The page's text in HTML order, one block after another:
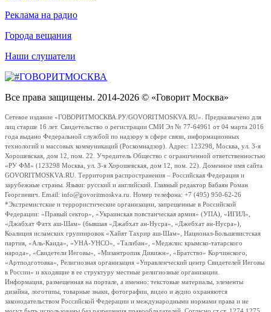
Реклама на радио
Города вещания
Наши слушатели
Все права защищены. 2014-2026 © «Говорит Москва»
Сетевое издание «ГОВОРИТМОСКВА.РУ/GOVORITMOSKVA.RU». Предназначено для
лиц старше 16 лет. Свидетельство о регистрации СМИ Эл № 77-64961 от 04 марта 2016
года выдано Федеральной службой по надзору в сфере связи, информационных
технологий и массовых коммуникаций (Роскомнадзор). Адрес: 123298, Москва, ул. 3-я
Хорошевская, дом 12, пом. 22. Учредитель Общество с ограниченной ответственностью
«РУ ФМ» (123298 Москва, ул. 3-я Хорошевская, дом 12, пом. 22). Доменное имя сайта
GOVORITMOSKVA.RU. Территория распространения – Российская Федерация и
зарубежные страны. Языки: русский и английский. Главный редактор Бабаян Роман
Георгиевич. Email: info@govoritmoskva.ru. Номер телефона: +7 (495) 950-62-26
*Экстремистские и террористические организации, запрещенные в Российской
Федерации: «Правый сектор», «Украинская повстанческая армия» (УПА), «ИГИЛ»,
«Джабхат Фатх аш-Шам» (бывшая «Джабхат ан-Нусра», «Джебхат ан-Нусра»),
Коалиция исламских группировок «Хайят Тахрир аш-Шам», Национал-Большевистская
партия, «Аль-Каида», «УНА-УНСО», «Талибан», «Меджлис крымско-татарского
народа», «Свидетели Иеговы», «Мизантропик Дивижн», «Братство» Корчинского,
«Артподготовка», Религиозная организация «Управленческий центр Свидетелей Иеговы
в России» и входящие в ее структуру местные религиозные организации.
Информация, размещенная на портале, а именно: текстовые материалы, элементы
дизайна, логотипы, товарные знаки, фотографии, видео и аудио охраняются
законодательством Российской Федерации и международными нормами права и не